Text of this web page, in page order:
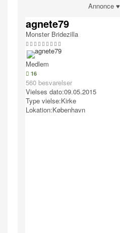
Annonce ♥
agnete79
Monster Bridezilla
Medlem
16
560 besvarelser
Vielses dato:09.05.2015
Type vielse:Kirke
Lokation:København